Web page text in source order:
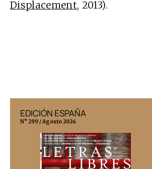
Displacement, 2013).
EDICIÓN ESPAÑA
N° 299 / Agosto 2026